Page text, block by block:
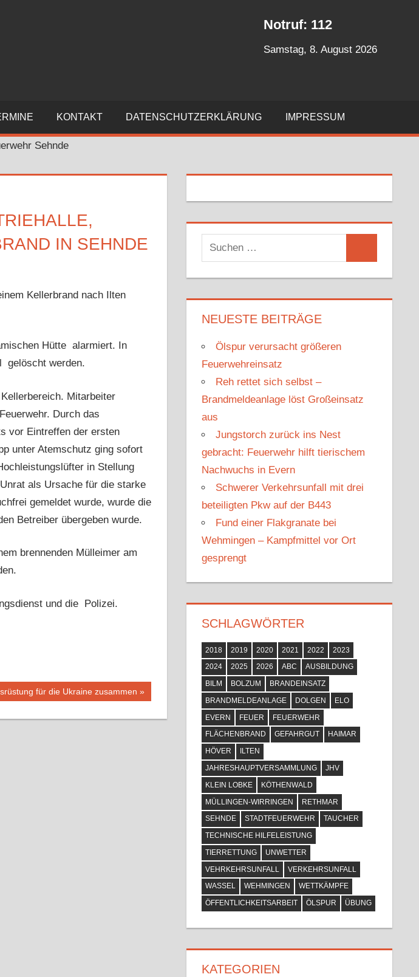
Notruf: 112
Samstag, 8. August 2026
KONTAKT DATENSCHUTZERKLÄRUNG IMPRESSUM
IN SEHNDE
Kellerbrand nach Ilten
Hütte alarmiert. In
gelöscht werden.
Mitarbeiter
Durch das
vor Eintreffen der ersten
unter Atemschutz ging sofort
in Stellung
als Ursache für die starke
gemeldet wurde, wurde die
Betreiber übergeben wurde.
brennenden Mülleimer am
und die Polizei.
für die Ukraine zusammen
u
c
h
e
n
a
c
h
:
NEUESTE BEITRÄGE
Ölspur verursacht größeren
Feuerwehreinsatz
Reh rettet sich selbst –
Brandmeldeanlage löst Großeinsatz
aus
Jungstorch zurück ins Nest
gebracht: Feuerwehr hilft tierischem
Nachwuchs in Evern
Schwerer Verkehrsunfall mit drei
beteiligten Pkw auf der B443
Fund einer Flakgranate bei
Wehmingen – Kampfmittel vor Ort
gesprengt
SCHLAGWÖRTER
2018 2019 2020 2021 2022
2023
2024
2025 2026 ABC
AUSBILDUNG
BILM
BOLZUM
BRANDEINSATZ
BRANDMELDEANLAGE
DOLGEN
ELO
EVERN
FEUER
FEUERWEHR
FLÄCHENBRAND
GEFAHRGUT
HAIMAR
HÖVER
ILTEN
JAHRESHAUPTVERSAMMLUNG
JHV
KLEIN LOBKE
KÖTHENWALD
MÜLLINGEN-WIRRINGEN
RETHMAR
SEHNDE
STADTFEUERWEHR
TAUCHER
TECHNISCHE HILFELEISTUNG
TIERRETTUNG
UNWETTER
VEHRKEHRSUNFALL
VERKEHRSUNFALL
WASSEL
WEHMINGEN
WETTKÄMPFE
ÖFFENTLICHKEITSARBEIT
ÖLSPUR ÜBUNG
KATEGORIEN